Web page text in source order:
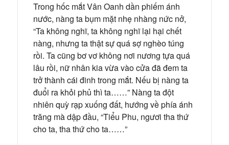
Trong hốc mắt Vân Oanh dần phiếm ánh
nước, nàng ta bụm mặt nhẹ nhàng nức nở,
“Ta không nghĩ, ta không nghĩ lại hại chết
nàng, nhưng ta thật sự quá sợ nghèo túng
rồi. Ta cũng bơ vơ không nơi nương tựa quá
lâu rồi, nữ nhân kia vừa vào cửa đã đem ta
trở thành cái đinh trong mắt. Nếu bị nàng ta
đuổi ra khỏi phủ thì ta……” Nàng ta đột
nhiên quỳ rạp xuống đất, hướng về phía ánh
trăng mà dập đầu, “Tiểu Phu, ngươi tha thứ
cho ta, tha thứ cho ta……”